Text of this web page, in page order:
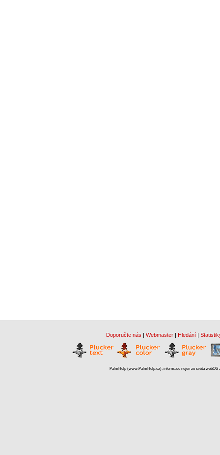
Doporučte nás | Webmaster | Hledání |
PalmHelp (www.PalmHelp.cz), informace nejen ze světa